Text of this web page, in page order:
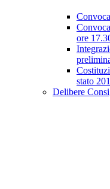
ore
stato
Delibere